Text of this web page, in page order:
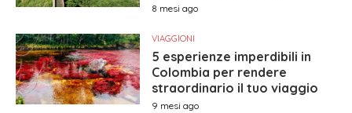
8 mesi ago
VIAGGIONI
5 esperienze imperdibili in
Colombia per rendere
straordinario il tuo viaggio
9 mesi ago